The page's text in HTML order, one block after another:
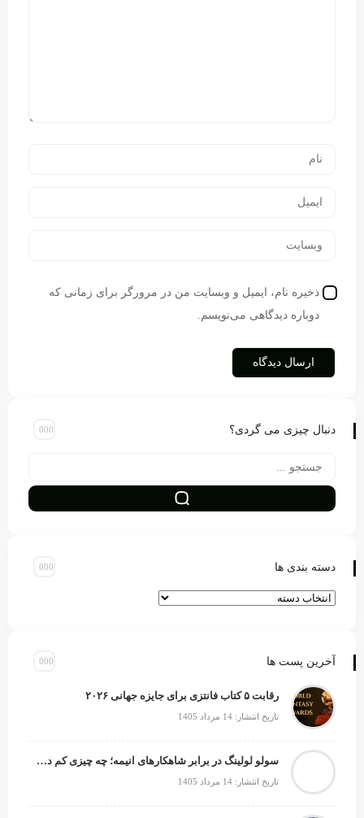
ذخیره نام، ایمیل و وبسایت من در مرورگر برای زمانی که
دوباره دیدگاهی می‌نویسم.
دنبال چیزی می گردی؟
دسته بندی ها
آخرین پست ها
رقابت ۵ کتاب فانتزی برای جایزه جهانی ۲۰۲۶
تاریخ انتشار: 14 مرداد 1405
سولو لولینگ در برابر شاهکارهای انیمه؛ چه چیزی کم دارد؟
تاریخ انتشار: 14 مرداد 1405